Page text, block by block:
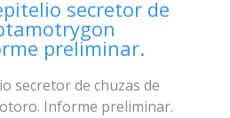
secretor de
preliminar.
secretor de chuzas de
Informe preliminar.